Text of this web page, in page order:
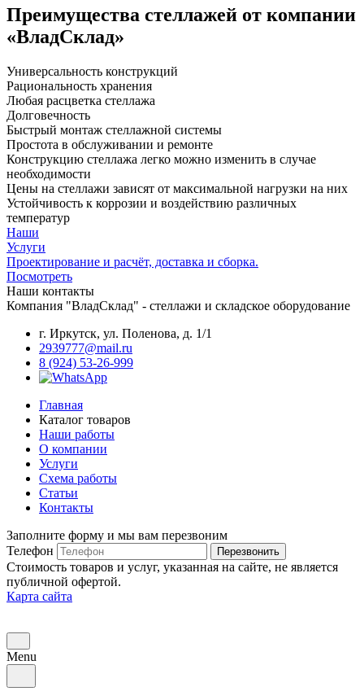
Преимущества стеллажей от компании
«ВладСклад»
Универсальность конструкций
Рациональность хранения
Любая расцветка стеллажа
Долговечность
Быстрый монтаж стеллажной системы
Простота в обслуживании и ремонте
Конструкцию стеллажа легко можно изменить в случае
необходимости
Цены на стеллажи зависят от максимальной нагрузки на них
Устойчивость к коррозии и воздействию различных
температур
Наши
Услуги
Проектирование и расчёт, доставка и сборка.
Посмотреть
Наши контакты
Компания "ВладСклад" - стеллажи и складское оборудование
г. Иркутск, ул. Поленова, д. 1/1
2939777@mail.ru
8 (924) 53-26-999
Главная
Каталог товаров
Наши работы
О компании
Услуги
Схема работы
Статьи
Контакты
Заполните форму и мы вам перезвоним
Телефон
Перезвонить
Стоимость товаров и услуг, указанная на сайте, не является
публичной офертой.
Карта сайта
Menu